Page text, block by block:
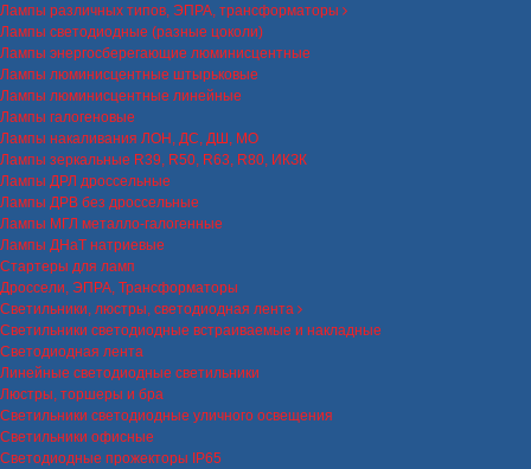
Лампы различных типов, ЭПРА, трансформаторы
Лампы светодиодные (разные цоколи)
Лампы энергосберегающие люминисцентные
Лампы люминисцентные штырьковые
Лампы люминисцентные линейные
Лампы галогеновые
Лампы накаливания ЛОН, ДС, ДШ, МО
Лампы зеркальные R39, R50, R63, R80, ИКЗК
Лампы ДРЛ дроссельные
Лампы ДРВ без дроссельные
Лампы МГЛ металло-галогенные
Лампы ДНаТ натриевые
Стартеры для ламп
Дроссели, ЭПРА, Трансформаторы
Светильники, люстры, светодиодная лента
Светильники светодиодные встраиваемые и накладные
Светодиодная лента
Линейные светодиодные светильники
Люстры, торшеры и бра
Светильники светодиодные уличного освещения
Светильники офисные
Светодиодные прожекторы IP65